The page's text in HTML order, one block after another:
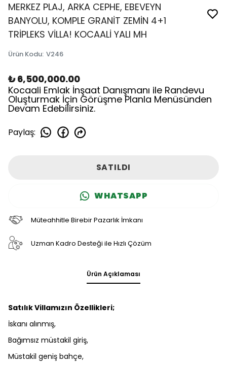
MERKEZ PLAJ, ARKA CEPHE, EBEVEYN
BANYOLU, KOMPLE GRANİT ZEMİN 4+1
TRİPLEKS VİLLA! KOCAALİ YALI MH
Ürün Kodu: V246
₺ 6,500,000.00
Kocaali Emlak İnşaat Danışmanı ile Randevu
Oluşturmak İçin Görüşme Planla Menüsünden
Devam Edebilirsiniz.
Paylaş:
SATILDI
WHATSAPP
Müteahhitle Birebir Pazarlık İmkanı
Uzman Kadro Desteği ile Hızlı Çözüm
Ürün Açıklaması
Satılık Villamızın Özellikleri;
İskanı alınmış,
Bağımsız müstakil giriş,
Müstakil geniş bahçe,